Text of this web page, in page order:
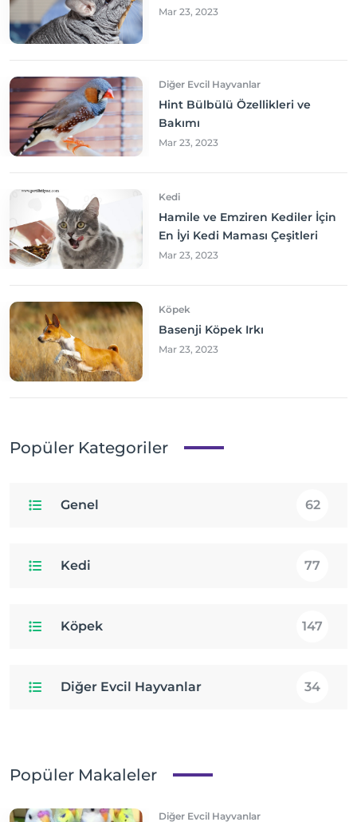
Mar 23, 2023
Diğer Evcil Hayvanlar
Hint Bülbülü Özellikleri ve
Bakımı
Mar 23, 2023
Kedi
Hamile ve Emziren Kediler İçin
En İyi Kedi Maması Çeşitleri
Mar 23, 2023
Köpek
Basenji Köpek Irkı
Mar 23, 2023
Popüler Kategoriler
Genel 62
Kedi 77
Köpek 147
Diğer Evcil Hayvanlar 34
Popüler Makaleler
Diğer Evcil Hayvanlar